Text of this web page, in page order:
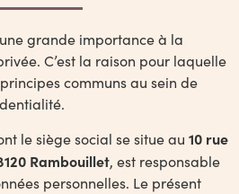
grande importance à la
C’est la raison pour laquelle
communs au sein de
le siège social se situe au 10 rue
Rambouillet, est responsable
personnelles. Le présent